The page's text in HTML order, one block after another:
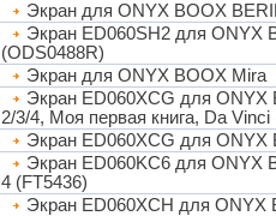
Экран для ONYX BOOX
Экран ED060SH2 для
(ODS0488R)
Экран для ONYX BOOX Mira
Экран ED060XCG для ONYX
2/3/4, Моя первая книга, Da
Экран ED060XCG для ONYX
Экран ED060KC6 для ONYX
4 (FT5436)
Экран ED060XCH для ONYX